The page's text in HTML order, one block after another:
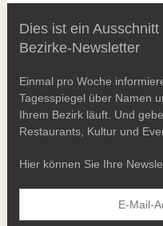
Dies ist ein
Bezirke-Newsletter
Einmal pro Woche
Tagesspiegel über Namen
Ihrem Bezirk läuft. Und
Restaurants, Kultur und
Hier können Sie Ihre